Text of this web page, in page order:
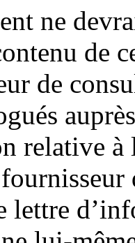
ne
de
de
relative à
lettre